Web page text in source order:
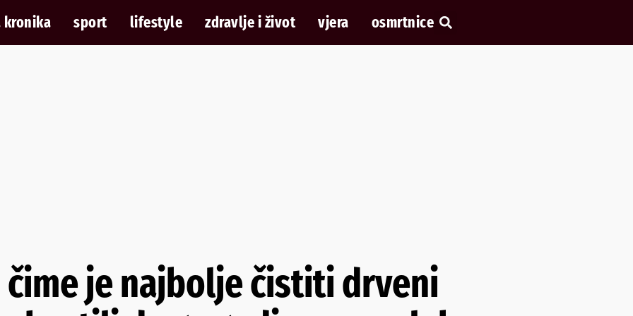
kronika sport lifestyle zdravlje i život vjera osmrtnice
je najbolje čistiti drveni